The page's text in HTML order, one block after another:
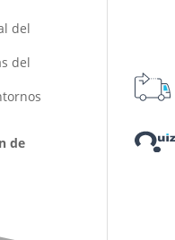
del
del
de